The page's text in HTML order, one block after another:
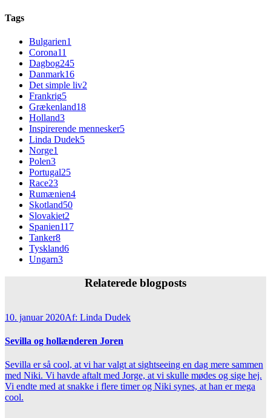
Tags
Bulgarien1
Corona11
Dagbog245
Danmark16
Det simple liv2
Frankrig5
Grækenland18
Holland3
Inspirerende mennesker5
Linda Dudek5
Norge1
Polen3
Portugal25
Race23
Rumænien4
Skotland50
Slovakiet2
Spanien117
Tanker8
Tyskland6
Ungarn3
Relaterede blogposts
10. januar 2020Af: Linda Dudek
Sevilla og hollænderen Joren
Sevilla er så cool, at vi har valgt at sightseeing en dag mere sammen
med Niki. Vi havde aftalt med Jorge, at vi skulle mødes og sige hej.
Vi endte med at snakke i flere timer og Niki synes, at han er mega
cool.